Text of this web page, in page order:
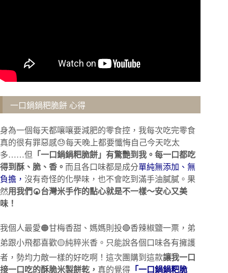
一口鍋鍋粑脆餅 心得
身為一個每天都嚷嚷要減肥的零食控，我每次吃完零食
真的很有罪惡感😓每天晚上都要懺悔自己今天吃太
多……但
「一口鍋鍋粑脆餅」有驚艷到我。每一口都吃
得到酥、脆、香。 而且各口味都是成分單純無添加、無
負擔， 沒有奇怪的化學味，也不會吃到滿手油膩膩。果
然用我們🍘台灣米手作的點心就是不一樣～安心又美
味！
我個人最愛🟠甘梅香甜、媽媽則投🔴香辣椒鹽一票，弟
弟跟小飛都喜歡🟡純粹米香。只能說各個口味各有擁護
者，勢均力敵一樣的好吃啊！這次團購到這款讓我一口
接一口吃的酥脆米製餅乾， 真的覺得 「一口鍋鍋粑脆